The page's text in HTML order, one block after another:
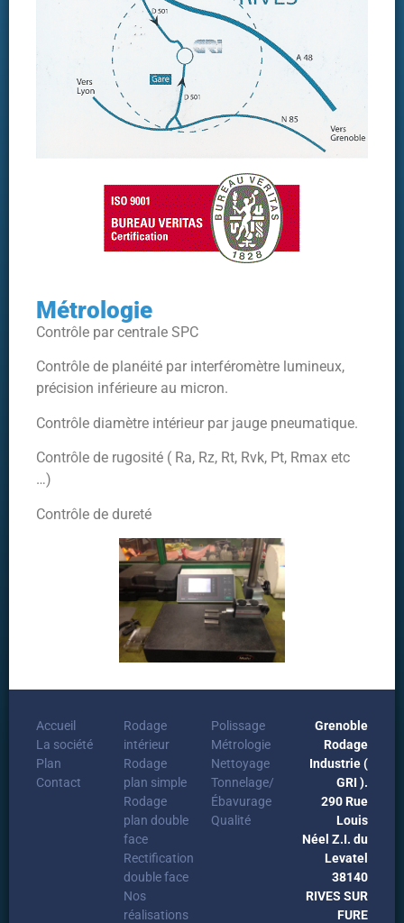
Métrologie
Contrôle par centrale SPC
Contrôle de planéité par interféromètre lumineux,
précision inférieure au micron.
Contrôle diamètre intérieur par jauge pneumatique.
Contrôle de rugosité ( Ra, Rz, Rt, Rvk, Pt, Rmax etc
…)
Contrôle de dureté
Accueil
La société
Plan
Contact
Rodage
intérieur
Rodage
plan simple
Rodage
plan double
face
Rectification
double face
Nos
réalisations
Polissage
Métrologie
Nettoyage
Tonnelage/
Ébavurage
Qualité
Grenoble
Rodage
Industrie (
GRI ).
290 Rue
Louis
Néel Z.I. du
Levatel
38140
RIVES SUR
FURE